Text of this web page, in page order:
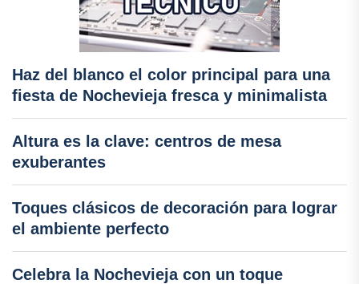
Haz del blanco el color principal para una
fiesta de Nochevieja fresca y minimalista
Altura es la clave: centros de mesa
exuberantes
Toques clásicos de decoración para lograr
el ambiente perfecto
Celebra la Nochevieja con un toque